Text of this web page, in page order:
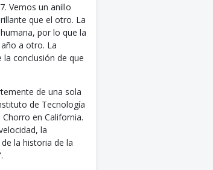
Vemos un anillo
que el otro. La
por lo que la
a otro. La
conclusión de que
de una sola
de Tecnología
en California.
la
la historia de la